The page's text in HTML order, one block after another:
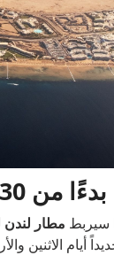
30 أكتوبر
مطار
أيام الاثنين